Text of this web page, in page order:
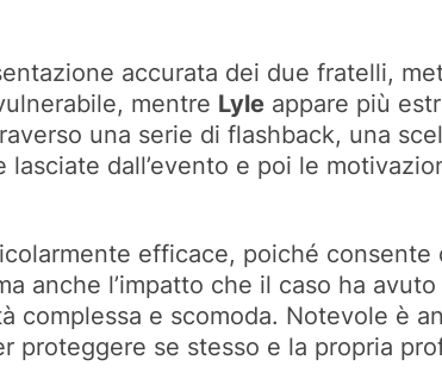
accurata dei due fratelli,
mentre Lyle appare più
una serie di flashback, una
dall’evento e poi le
efficace, poiché
anche l’impatto che il caso ha
complessa e scomoda. Notevole è
proteggere se stesso e la propria